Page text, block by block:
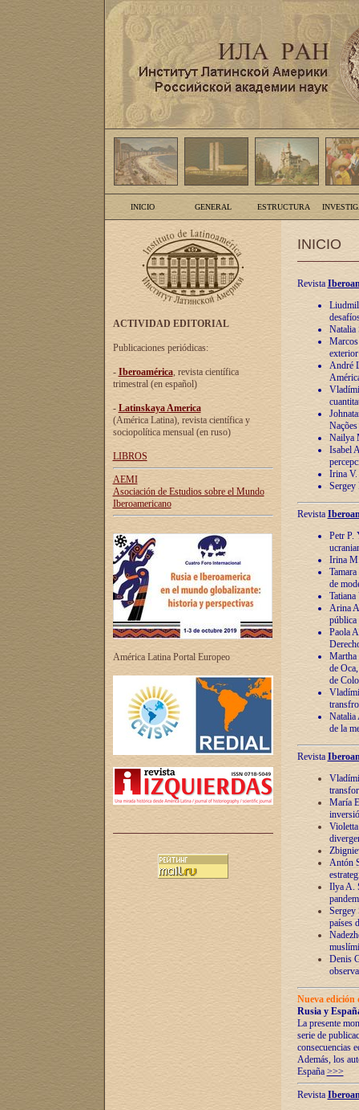
INICIO GENERAL ESTRUCTURA
ACTIVIDAD EDITORIAL
Publicaciones periódicas:
- Iberoamérica, revista científica
trimestral (en español)
- Latinskaya America
(América Latina), revista científica y
sociopolítica mensual (en ruso)
LIBROS
AEMI
Asociación de Estudios sobre el Mundo
Iberoamericano
América Latina Portal Europeo
INICIO
Revista
Natalia
André
Nailya
Isabel
Irina V.
Sergey
Revista
Petr P.
Irina
de
Arina
pública
Paola
Martha
de
de
Natalia
de la
Revista
María
Antón
Ilya A.
Sergey
países
Denis
Nueva
Rusia y
La presente
serie de
consecuencias
Además, los
España >>>
Revista